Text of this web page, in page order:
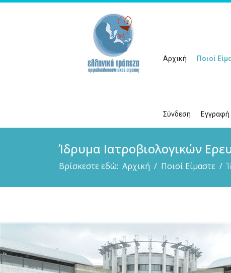
Αρχική Ποιοί
Σύνδεση Εγγραφή
Ίδρυμα Ιατροβιολογικών
Βρίσκεστε εδώ: Αρχική Ποιοί Είμαστε